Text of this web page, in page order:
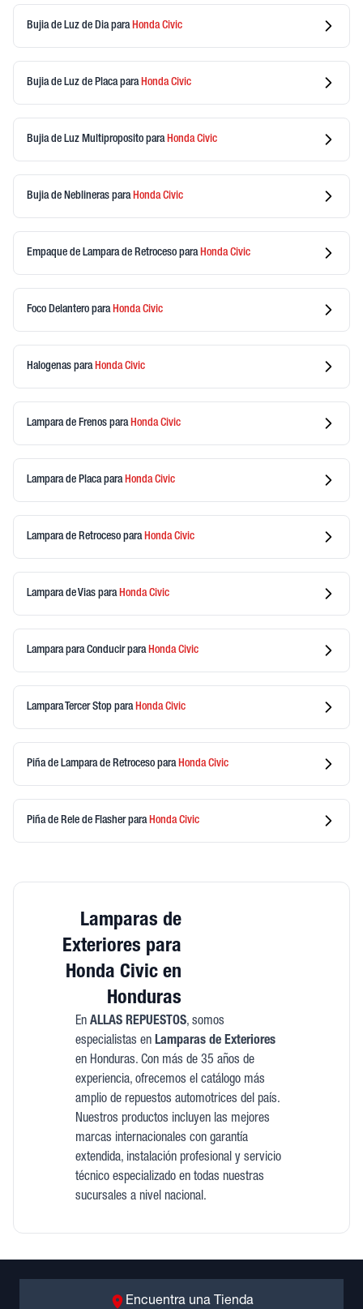
Bujia de Luz de Diapara HondaCivic
Bujia de Luz de Placapara HondaCivic
Bujia de Luz Multiproposito para HondaCivic
Bujia de Neblineras para HondaCivic
Empaque de Lampara de Retroceso para HondaCivic
Foco Delantero para HondaCivic
Halogenas para HondaCivic
Lampara de Frenos para HondaCivic
Lampara de Placapara HondaCivic
Lampara de Retroceso para HondaCivic
Lampara de Vias para HondaCivic
Lampara para Conducirpara HondaCivic
Lampara Tercer Stop para HondaCivic
Piña de Lampara de Retroceso para HondaCivic
Piña de Rele de Flasherpara HondaCivic
Lamparas de
Exteriores para
Honda Civic en
Honduras
En ALLAS REPUESTOS, somos
especialistas en Lamparas de Exteriores
en Honduras. Con más de 35 años de
experiencia, ofrecemos el catálogo más
amplio de repuestos automotrices del país.
Nuestros productos incluyen las mejores
marcas internacionales con garantía
extendida, instalación profesional y servicio
técnico especializado en todas nuestras
sucursales a nivel nacional.
Encuentra una Tienda